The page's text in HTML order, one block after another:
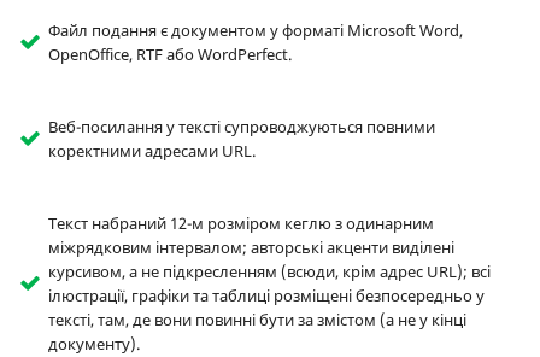
Файл подання є документом у форматі Microsoft Word,
OpenOffice, RTF або WordPerfect.
Веб-посилання у тексті супроводжуються повними
коректними адресами URL.
Текст набраний 12-м розміром кеглю з одинарним
міжрядковим інтервалом; авторські акценти виділені
курсивом, а не підкресленням (всюди, крім адрес URL); всі
ілюстрації, графіки та таблиці розміщені безпосередньо у
тексті, там, де вони повинні бути за змістом (а не у кінці
документу).